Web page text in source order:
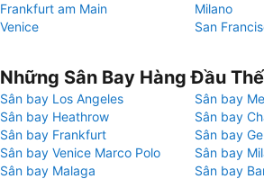
Frankfurt am Main
Milano
Venice
San
Những Sân Bay Hàng Đầu
Sân bay Los Angeles
Sân bay
Sân bay Heathrow
Sân bay
Sân bay Frankfurt
Sân bay
Sân bay Venice Marco Polo
Sân bay
Sân bay Malaga
Sân bay